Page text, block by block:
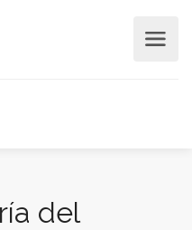
del